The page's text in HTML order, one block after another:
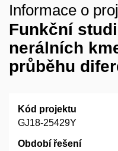
Informace o
Funkční
nerálních
průběhu
Kód projektu
GJ18-25429Y
Období řešení